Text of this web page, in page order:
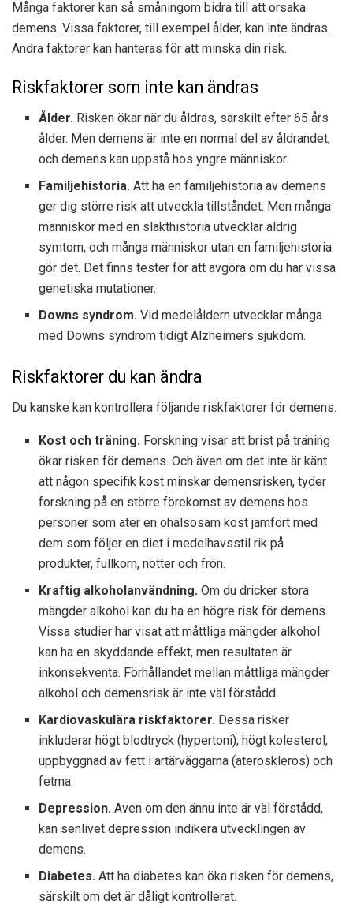
Många faktorer kan så småningom bidra till att orsaka
demens. Vissa faktorer, till exempel ålder, kan inte ändras.
Andra faktorer kan hanteras för att minska din risk.
Riskfaktorer som inte kan ändras
Ålder. Risken ökar när du åldras, särskilt efter 65 års
ålder. Men demens är inte en normal del av åldrandet,
och demens kan uppstå hos yngre människor.
Familjehistoria. Att ha en familjehistoria av demens
ger dig större risk att utveckla tillståndet. Men många
människor med en släkthistoria utvecklar aldrig
symtom, och många människor utan en familjehistoria
gör det. Det finns tester för att avgöra om du har vissa
genetiska mutationer.
Downs syndrom. Vid medelåldern utvecklar många
med Downs syndrom tidigt Alzheimers sjukdom.
Riskfaktorer du kan ändra
Du kanske kan kontrollera följande riskfaktorer för demens.
Kost och träning. Forskning visar att brist på träning
ökar risken för demens. Och även om det inte är känt
att någon specifik kost minskar demensrisken, tyder
forskning på en större förekomst av demens hos
personer som äter en ohälsosam kost jämfört med
dem som följer en diet i medelhavsstil rik på
produkter, fullkorn, nötter och frön.
Kraftig alkoholanvändning. Om du dricker stora
mängder alkohol kan du ha en högre risk för demens.
Vissa studier har visat att måttliga mängder alkohol
kan ha en skyddande effekt, men resultaten är
inkonsekventa. Förhållandet mellan måttliga mängder
alkohol och demensrisk är inte väl förstådd.
Kardiovaskulära riskfaktorer. Dessa risker
inkluderar högt blodtryck (hypertoni), högt kolesterol,
uppbyggnad av fett i artärväggarna (ateroskleros) och
fetma.
Depression. Även om den ännu inte är väl förstådd,
kan senlivet depression indikera utvecklingen av
demens.
Diabetes. Att ha diabetes kan öka risken för demens,
särskilt om det är dåligt kontrollerat.